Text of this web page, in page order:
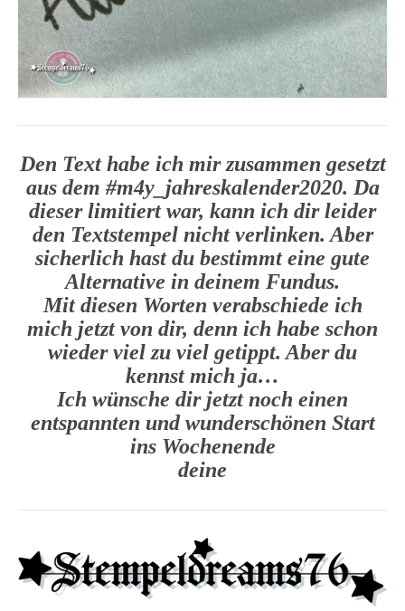
Den Text habe ich mir zusammen gesetzt
aus dem #m4y_jahreskalender2020. Da
dieser limitiert war, kann ich dir leider
den Textstempel nicht verlinken. Aber
sicherlich hast du bestimmt eine gute
Alternative in deinem Fundus.
Mit diesen Worten verabschiede ich
mich jetzt von dir, denn ich habe schon
wieder viel zu viel getippt. Aber du
kennst mich ja…
Ich wünsche dir jetzt noch einen
entspannten und wunderschönen Start
ins Wochenende
deine